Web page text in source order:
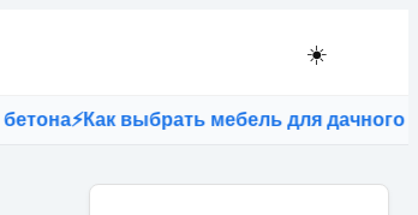
☀️
Как выбрать мебель для дачного